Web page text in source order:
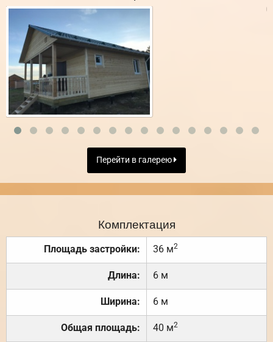
Перейти в галерею
Комплектация
Площадь застройки: 36 м2
Длина: 6 м
Ширина: 6 м
Общая площадь: 40 м2